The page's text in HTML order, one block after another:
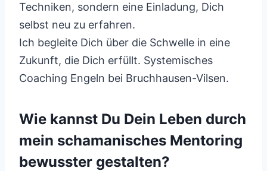
Techniken, sondern eine Einladung, Dich
selbst neu zu erfahren.
Ich begleite Dich über die Schwelle in eine
Zukunft, die Dich erfüllt. Systemisches
Coaching Engeln bei Bruchhausen-Vilsen.
Wie kannst Du Dein Leben durch
mein schamanisches Mentoring
bewusster gestalten?